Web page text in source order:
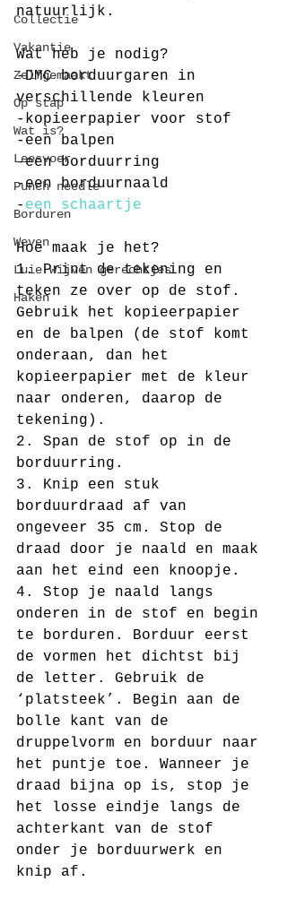
Collectie
Vakantie
Zelfgemaakt
Op stap
Wat is?
Leesvoer
Punch needle
Borduren
Weven
Luie wijven gerechtjes
Haken
natuurlijk.
Wat heb je nodig?
-DMC borduurgaren in
verschillende kleuren
-kopieerpapier voor stof
-een balpen
-een borduurring
-een borduurnaald
- een schaartje
Hoe maak je het?
1. Print de tekening en
teken ze over op de stof.
Gebruik het kopieerpapier
en de balpen (de stof komt
onderaan, dan het
kopieerpapier met de kleur
naar onderen, daarop de
tekening).
2. Span de stof op in de
borduurring.
3. Knip een stuk
borduurdraad af van
ongeveer 35 cm. Stop de
draad door je naald en maak
aan het eind een knoopje.
4. Stop je naald langs
onderen in de stof en begin
te borduren. Borduur eerst
de vormen het dichtst bij
de letter. Gebruik de
‘platsteek’. Begin aan de
bolle kant van de
druppelvorm en borduur naar
het puntje toe. Wanneer je
draad bijna op is, stop je
het losse eindje langs de
achterkant van de stof
onder je borduurwerk en
knip af.